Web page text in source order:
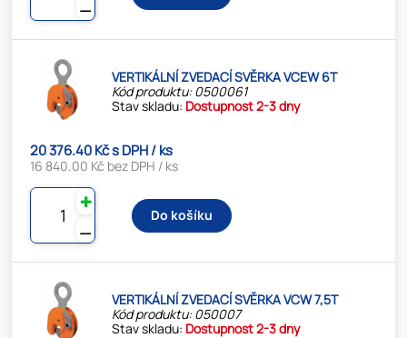
⚊
VERTIKÁLNÍ ZVEDACÍ SVĚRKA VCEW 6T
Kód produktu: 0500061
Stav skladu: Dostupnost 2-3 dny
20 376.40 Kč s DPH / ks
16 840.00 Kč bez DPH / ks
⚊
✚
Do košíku
VERTIKÁLNÍ ZVEDACÍ SVĚRKA VCW 7,5T
Kód produktu: 050007
Stav skladu: Dostupnost 2-3 dny